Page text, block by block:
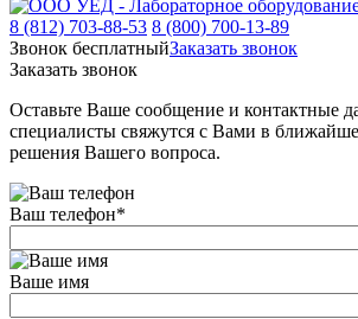
8 (812) 703-88-53 8 (800) 700-13-89
Звонок бесплатныйЗаказать звонок
Заказать звонок
Оставьте Ваше сообщение и контактные
специалисты свяжутся с Вами в
решения Вашего вопроса.
Ваш телефон*
Ваше имя